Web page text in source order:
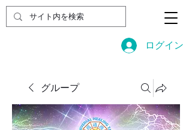
ログイン
グループ